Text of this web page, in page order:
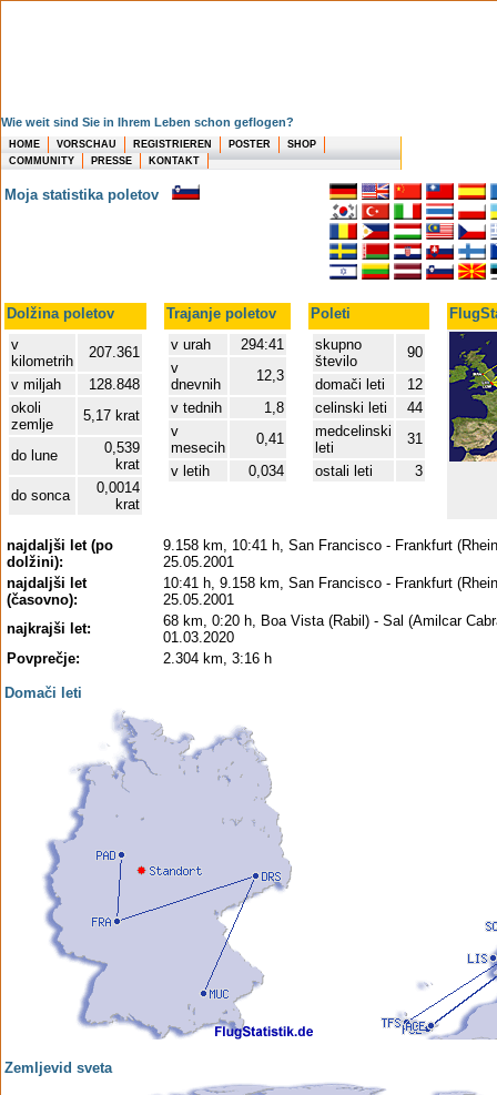
Wie weit sind Sie in Ihrem Leben schon geflogen?
HOME VORSCHAU REGISTRIEREN POSTER
SHOP
COMMUNITY
PRESSE KONTAKT
Moja statistika poletov
Dolžina poletov Trajanje poletov Poleti
v
kilometrih
207.361
v miljah
128.848
okoli
zemlje
5,17 krat
do lune
0,539
krat
do sonca
0,0014
krat
v urah
294:41
v
dnevnih
12,3
v tednih
1,8
v
mesecih
0,41
v letih
0,034
skupno
število
90
domači leti
12
celinski leti
44
medcelinski
leti
31
ostali leti
3
najdaljši let (po
dolžini):
9.158 km, 10:41 h, San Francisco - Frankfurt
25.05.2001
najdaljši let
(časovno):
10:41 h, 9.158 km, San Francisco - Frankfurt
25.05.2001
najkrajši let:
68 km, 0:20 h, Boa Vista (Rabil) - Sal (Amilcar
01.03.2020
Povprečje:
2.304 km, 3:16 h
Domači leti
Zemljevid sveta